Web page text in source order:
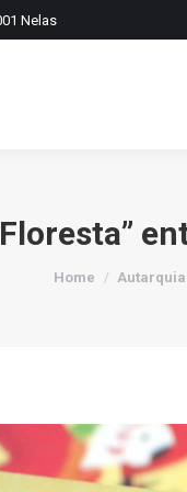
Nelas
You are here:
Home Autarquia